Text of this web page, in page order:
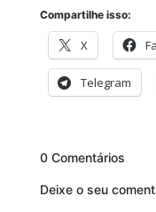
Compartilhe isso:
X
Telegram
0 Comentários
Deixe o seu